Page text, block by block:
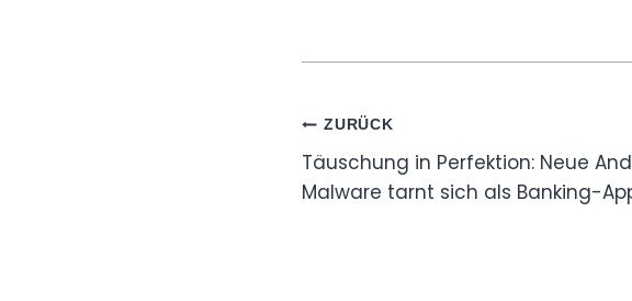
Beitragsnavigation
ZURÜCK
Täuschung in Perfektion: Neue
Malware tarnt sich als Banking-